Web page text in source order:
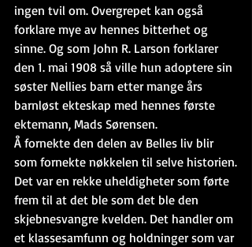
ingen tvil om. Overgrepet kan også
forklare mye av hennes bitterhet og
sinne. Og som John R. Larson forklarer
den 1. mai 1908 så ville hun adoptere sin
søster Nellies barn etter mange års
barnløst ekteskap med hennes første
ektemann, Mads Sørensen.
Å fornekte den delen av Belles liv blir
som fornekte nøkkelen til selve historien.
Det var en rekke uheldigheter som førte
frem til at det ble som det ble den
skjebnesvangre kvelden. Det handler om
et klassesamfunn og holdninger som var